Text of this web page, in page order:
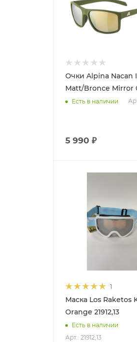
Очки Alpina Nacan
Matt/Bronce Mirror
Есть в наличии
5 990 ₽
1
Маска Los Raketos
Orange 21912,13
Есть в наличии
Арт.: 21912,13